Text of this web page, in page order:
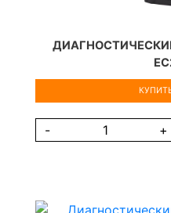
- +